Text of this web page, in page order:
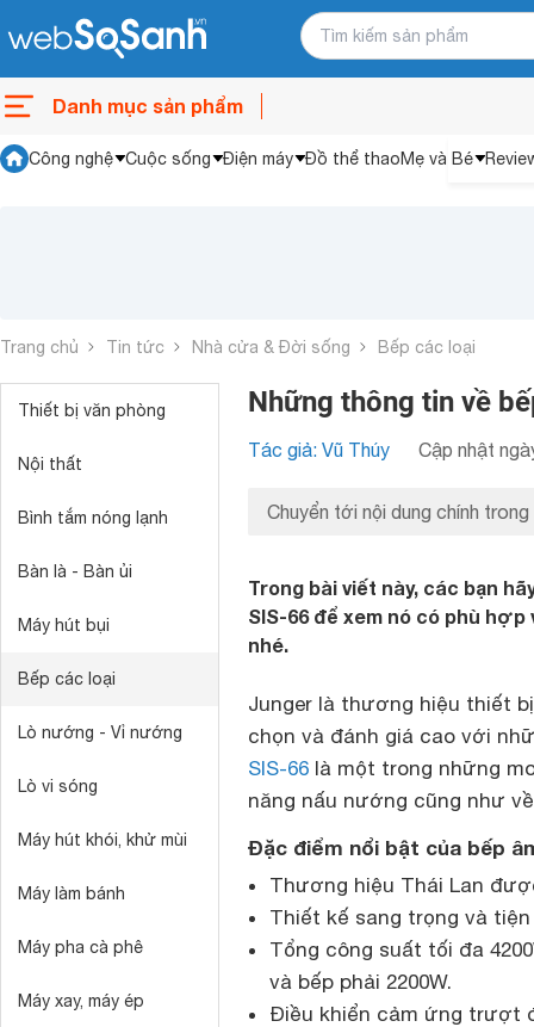
Danh mục sản phẩm
Công nghệ Cuộc sống Điện máy Đồ thể thaoMẹ và Bé
Trang chủ Tin tức Nhà cửa & Đời sống Bếp các loại
Thiết bị văn phòng
Nội thất
Bình tắm nóng lạnh
Bàn là - Bàn ủi
Máy hút bụi
Bếp các loại
Lò nướng - Vỉ nướng
Lò vi sóng
Máy hút khói, khử mùi
Máy làm bánh
Máy pha cà phê
Máy xay, máy ép
Những thông tin về
Tác giả: Vũ Thúy Cập nhật
Chuyển tới nội dung chính trong
Trong bài viết này, các bạn
SIS-66 để xem nó có phù
nhé.
Junger là thương hiệu thiết
chọn và đánh giá cao với
SIS-66 là một trong những
năng nấu nướng cũng như
Đặc điểm nổi bật của bếp
Thương hiệu Thái Lan
Thiết kế sang trọng và
Tổng công suất tối đa
và bếp phải 2200W.
Điều khiển cảm ứng trượt